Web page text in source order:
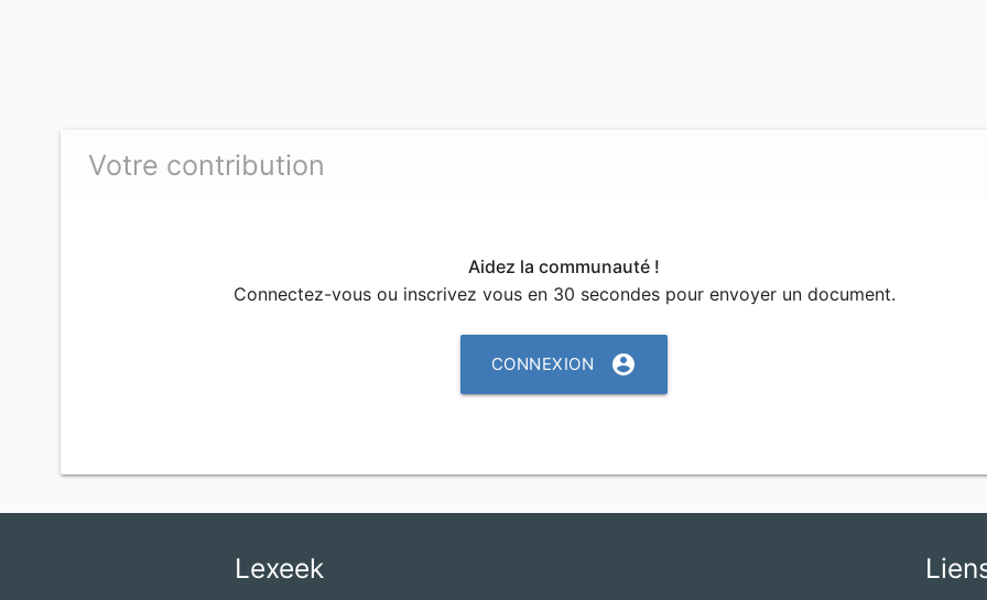
Votre contribution
Aidez la communauté !
Connectez-vous ou inscrivez vous en 30 secondes pour envoyer un document.
CONNEXION account_circle
Lexeek